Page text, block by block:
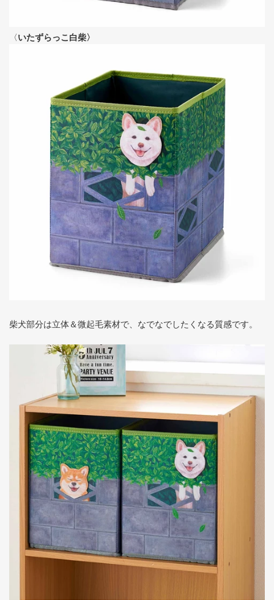
〈いたずらっこ白柴〉
柴犬部分は立体＆微起毛素材で、なでなでしたくなる質感です。